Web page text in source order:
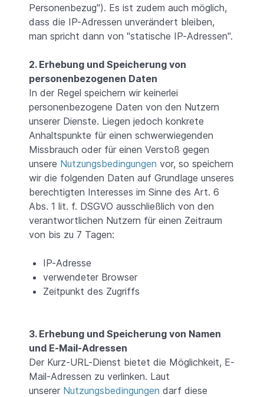
Personenbezug"). Es ist zudem auch möglich,
dass die IP-Adressen unverändert bleiben,
man spricht dann von "statische IP-Adressen".
2. Erhebung und Speicherung von
personenbezogenen Daten
In der Regel speichern wir keinerlei
personenbezogene Daten von den Nutzern
unserer Dienste. Liegen jedoch konkrete
Anhaltspunkte für einen schwerwiegenden
Missbrauch oder für einen Verstoß gegen
unsere Nutzungsbedingungen vor, so speichern
wir die folgenden Daten auf Grundlage unseres
berechtigten Interesses im Sinne des Art. 6
Abs. 1 lit. f. DSGVO ausschließlich von den
verantwortlichen Nutzern für einen Zeitraum
von bis zu 7 Tagen:
IP-Adresse
verwendeter Browser
Zeitpunkt des Zugriffs
3. Erhebung und Speicherung von Namen
und E-Mail-Adressen
Der Kurz-URL-Dienst bietet die Möglichkeit, E-
Mail-Adressen zu verlinken. Laut
unserer Nutzungsbedingungen darf diese